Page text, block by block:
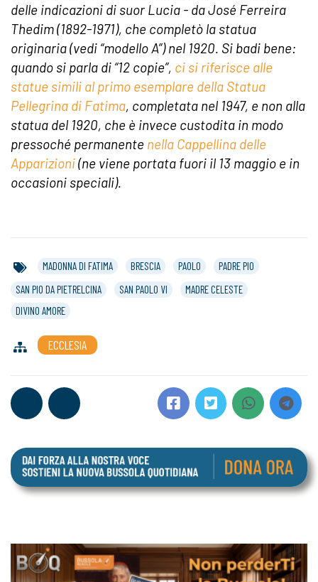
delle indicazioni di suor Lucia - da José Ferreira
Thedim (1892-1971), che completò la statua
originaria (vedi “modello A”) nel 1920. Si badi bene:
quando si parla di “12 copie”, ci si riferisce alle
statue simili al primo esemplare della Statua
Pellegrina di Fatima, completata nel 1947, e non alla
statua del 1920, che è invece custodita in modo
pressoché permanente nella Cappellina delle
Apparizioni(ne viene portata fuori il 13 maggio e in
occasioni speciali).
MADONNA DI FATIMA BRESCIA PAOLO
PADRE PIO
SAN PIO DA PIETRELCINA
SAN PAOLO VI
MADRE CELESTE
DIVINO AMORE
ECCLESIA